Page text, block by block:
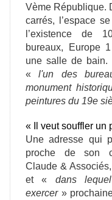
Vème République.
carrés, l’espace
l’existence de
bureaux, Europe
une salle de bain.
«l'un des
monument
peintures du 19e
« Il veut souffler un
Une adresse qui
proche de son
Claude &
et « dans
exercer»